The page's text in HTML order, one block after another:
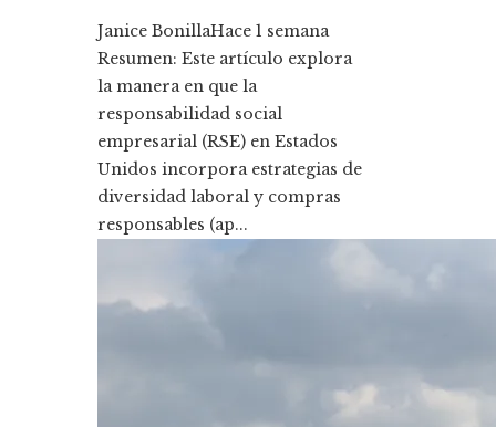
Janice BonillaHace 1 semana
Resumen: Este artículo explora
la manera en que la
responsabilidad social
empresarial (RSE) en Estados
Unidos incorpora estrategias de
diversidad laboral y compras
responsables (ap...